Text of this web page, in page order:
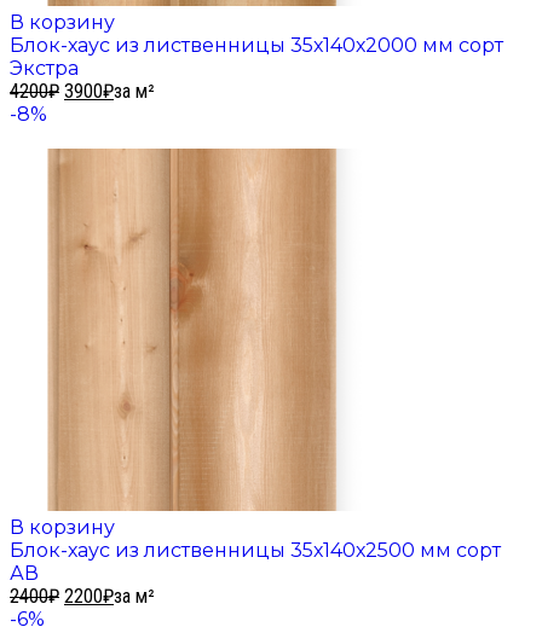
В корзину
Блок-хаус из лиственницы 35х140х2000 мм сорт
Экстра
4200₽ 3900₽за м²
-8%
В корзину
Блок-хаус из лиственницы 35х140х2500 мм сорт
АВ
2400₽ 2200₽за м²
-6%